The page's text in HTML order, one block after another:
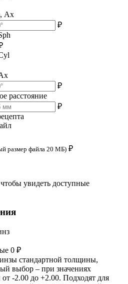
Ax
₽
₽
расстояние
₽
размер файла 20 МБ) ₽
увидеть доступные
0 ₽
стандартной толщины,
выбор – при значениях
-2.00 до +2.00. Подходят для